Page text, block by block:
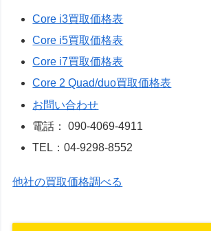
Core i3買取価格表
Core i5買取価格表
Core i7買取価格表
Core 2 Quad/duo買取価格表
お問い合わせ
電話： 090-4069-4911
TEL：04-9298-8552
他社の買取価格調べる